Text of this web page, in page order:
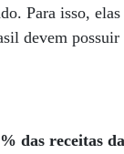
Para isso,
devem
das receitas